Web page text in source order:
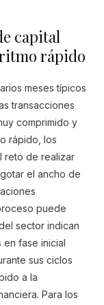
capital
rápido
meses típicos
transacciones
comprimido y
rápido, los
reto de realizar
el ancho de
puede
sector indican
en fase inicial
sus ciclos
a la
Para los